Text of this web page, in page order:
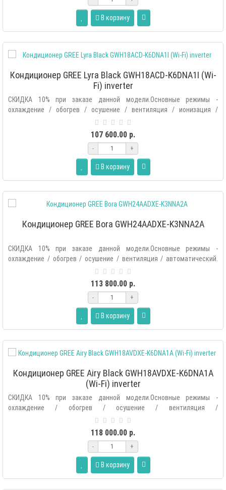
В корзину
Кондиционер GREE Lyra Black GWH18ACD-K6DNA1I (Wi-
Fi) inverter
СКИДКА 10% при заказе данной модели.Основные режимы -
охлаждение / обогрев / осушение / вентиляция / ионизация /
107 600.00 р.
- +
В корзину
Кондиционер GREE Bora GWH24AADXE-K3NNA2A
СКИДКА 10% при заказе данной модели.Основные режимы -
охлаждение / обогрев / осушение / вентиляция / автоматический.
113 800.00 р.
- +
В корзину
Кондиционер GREE Airy Black GWH18AVDXE-K6DNA1A
(Wi-Fi) inverter
СКИДКА 10% при заказе данной модели.Основные режимы -
охлаждение / обогрев / осушение / вентиляция /
автоматический.Дополнительные р..
118 000.00 р.
- +
В корзину